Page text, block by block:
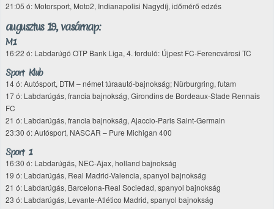
21:05 ó: Motorsport, Moto2, Indianapolisi Nagydíj, időmérő edzés
augusztus 19., vasárnap:
M1
16:22 ó: Labdarúgó OTP Bank Liga, 4. forduló: Újpest FC-Ferencvárosi TC
Sport Klub
14 ó: Autósport, DTM – német túraautó-bajnokság; Nürburgring, futam
17 ó: Labdarúgás, francia bajnokság, Girondins de Bordeaux-Stade Rennais
FC
21 ó: Labdarúgás, francia bajnokság, Ajaccio-Paris Saint-Germain
23:30 ó: Autósport, NASCAR – Pure Michigan 400
Sport 1
16:30 ó: Labdarúgás, NEC-Ajax, holland bajnokság
19 ó: Labdarúgás, Real Madrid-Valencia, spanyol bajnokság
21 ó: Labdarúgás, Barcelona-Real Sociedad, spanyol bajnokság
23 ó: Labdarúgás, Levante-Atlético Madrid, spanyol bajnokság